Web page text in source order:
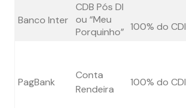
Banco Inter
CDB Pós DI
ou “Meu
Porquinho” 100% do CDI
PagBank
Conta
Rendeira
100% do CDI